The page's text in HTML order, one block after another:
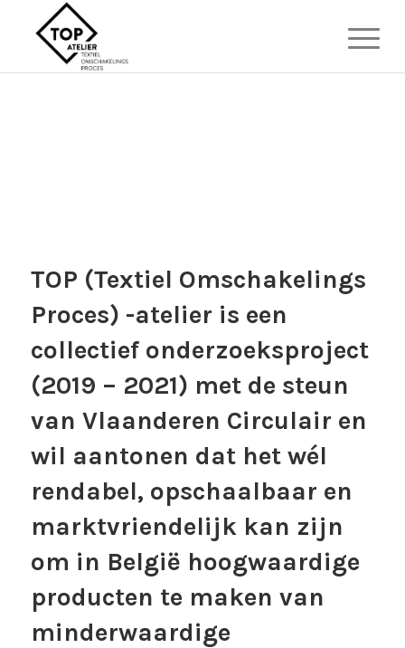
TOP (Textiel Omschakelings
Proces) -atelier is een
collectief onderzoeksproject
(2019 – 2021) met de steun
van Vlaanderen Circulair en
wil aantonen dat het wél
rendabel, opschaalbaar en
marktvriendelijk kan zijn
om in België hoogwaardige
producten te maken van
minderwaardige